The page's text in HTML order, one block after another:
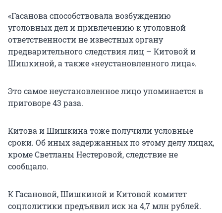
«Гасанова способствовала возбуждению
уголовных дел и привлечению к уголовной
ответственности не известных органу
предварительного следствия лиц – Китовой и
Шишкиной, а также «неустановленного лица».
Это самое неустановленное лицо упоминается в
приговоре 43 раза.
Китова и Шишкина тоже получили условные
сроки. Об иных задержанных по этому делу лицах,
кроме Светланы Нестеровой, следствие не
сообщало.
К Гасановой, Шишкиной и Китовой комитет
соцполитики предъявил иск на 4,7 млн рублей.